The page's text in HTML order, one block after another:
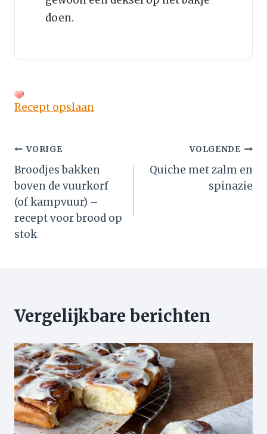
doen.
Recept opslaan
Bericht
navigatie
VORIGE
Broodjes bakken
boven de vuurkorf
(of kampvuur) –
recept voor brood op
stok
VOLGENDE
Quiche met zalm en
spinazie
Vergelijkbare berichten